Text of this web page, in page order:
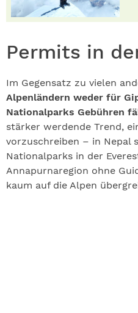
Permits in
Im Gegensatz zu vielen
Alpenländern weder für
Nationalparks Gebühren
stärker werdende Trend,
vorzuschreiben – in Nepal
Nationalparks in der
Annapurnaregion ohne
kaum auf die Alpen